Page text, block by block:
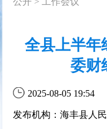
全县上半年
委财
2025-08-05 19:54
发布机构：海丰县人